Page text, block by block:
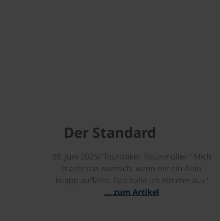
Der Standard
08. Juni 2025/ Touristiker Traunmüller: "Mich
macht das narrisch, wenn mir ein Auto
knapp auffährt. Das halte ich nimmer aus"
... zum Artikel